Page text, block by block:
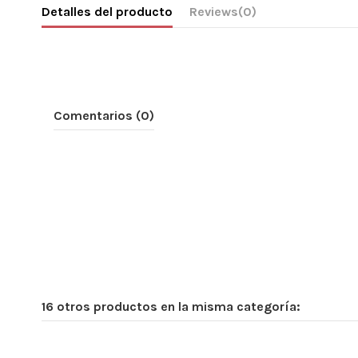
Detalles del producto Reviews(0)
Comentarios (0)
16 otros productos en la misma categoría: